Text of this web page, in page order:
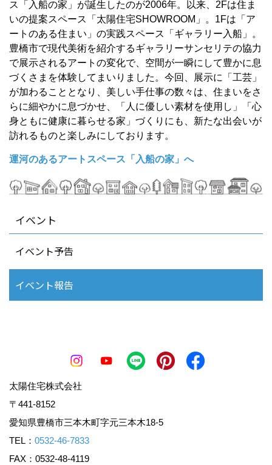
ス「入船の家」が誕生したのが2006年。以来、2Fは住ま
いの提案スペース「太陽住宅SHOWROOM」。1Fは「ア
ートのある住まい」の実践スペース「ギャラリー入船」。
豊橋市で現代美術を紹介するギャラリーサンセリテの協力
で展示されるアートの変化で、空間が一瞬にして豊かに息
づくさまを体験してまいりました。今回、展示に「工芸」
が加わることとなり、美しい手仕事の数々は、住まいをさ
らに細やかに息づかせ、「人に優しい素材を使用し」「心
身ともに健康に暮らせる家」づくりにも、新たな出会いが
訪れるものと楽しみにしております。
運河のあるアートスペース「入船の家」へ
イベント
イベント予告
イベント報告
太陽住宅株式会社
〒441-8152
愛知県豊橋市三本木町字元三本木18-5
TEL： 0532-46-7833
FAX：0532-48-4119